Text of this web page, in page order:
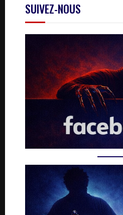
SUIVEZ-NOUS